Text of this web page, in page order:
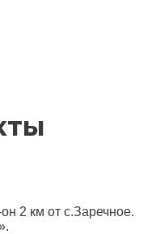
2 км от с.Заречное.